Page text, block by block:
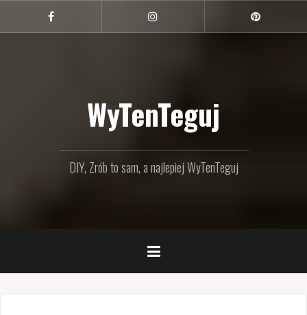
treści
Facebook
WyTenTeguj
DIY, Zrób to sam, a najlepiej WyTenTeguj